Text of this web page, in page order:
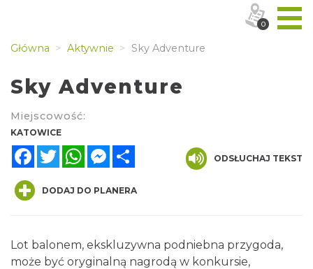
Główna Aktywnie Sky Adventure
Sky Adventure
Miejscowość:
KATOWICE
FacebookTwitterWhatsAppMessenger
ODSŁUCHAJ TEKST
DODAJ DO PLANERA
Lot balonem, ekskluzywna podniebna przygoda,
może być oryginalną nagrodą w konkursie,
0